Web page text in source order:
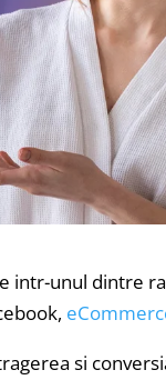
intr-unul dintre
si